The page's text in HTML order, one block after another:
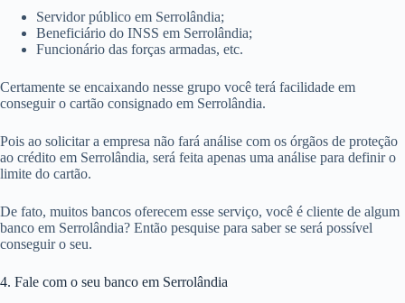
Servidor público em Serrolândia;
Beneficiário do INSS em Serrolândia;
Funcionário das forças armadas, etc.
Certamente se encaixando nesse grupo você terá facilidade em
conseguir o cartão consignado em Serrolândia.
Pois ao solicitar a empresa não fará análise com os órgãos de proteção
ao crédito em Serrolândia, será feita apenas uma análise para definir o
limite do cartão.
De fato, muitos bancos oferecem esse serviço, você é cliente de algum
banco em Serrolândia? Então pesquise para saber se será possível
conseguir o seu.
4. Fale com o seu banco em Serrolândia